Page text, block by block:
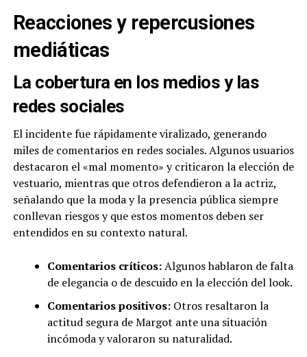
Reacciones y repercusiones
mediáticas
La cobertura en los medios y las
redes sociales
El incidente fue rápidamente viralizado, generando
miles de comentarios en redes sociales. Algunos usuarios
destacaron el «mal momento» y criticaron la elección de
vestuario, mientras que otros defendieron a la actriz,
señalando que la moda y la presencia pública siempre
conllevan riesgos y que estos momentos deben ser
entendidos en su contexto natural.
Comentarios críticos:Algunos hablaron de falta
de elegancia o de descuido en la elección del look.
Comentarios positivos:Otros resaltaron la
actitud segura de Margot ante una situación
incómoda y valoraron su naturalidad.